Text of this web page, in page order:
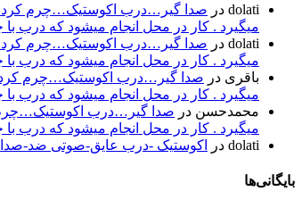
dolati در صدا گیر…درب اکوستیک…چرم
میگیرد . کار در محل انجام میشود که درب با چارچوب فیکس
dolati در صدا گیر…درب اکوستیک…چرم
میگیرد . کار در محل انجام میشود که درب با چارچوب فیکس
باقری در صدا گیر…درب اکوستیک…چرم
میگیرد . کار در محل انجام میشود که درب با چارچوب فیکس
محمدحسن در صدا گیر…درب اکوستیک…چرم
میگیرد . کار در محل انجام میشود که درب با چارچوب فیکس
dolati در اکوستیک -درب عایق-صوتی ضد-صدا ۰۹۱۹۶۳۷۵۸۰۰ ۰۹۳۰۷۸۰۱۷۸۸
بایگانی‌ها